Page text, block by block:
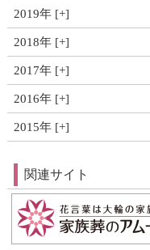
2019年
2018年
2017年
2016年
2015年
関連サイト